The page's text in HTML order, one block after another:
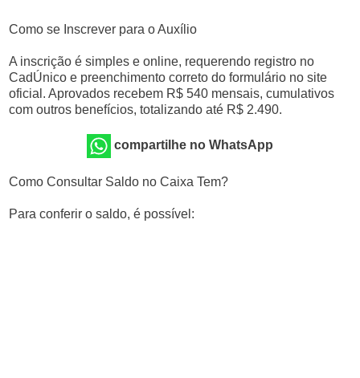
Como se Inscrever para o Auxílio
A inscrição é simples e online, requerendo registro no
CadÚnico e preenchimento correto do formulário no site
oficial. Aprovados recebem R$ 540 mensais, cumulativos
com outros benefícios, totalizando até R$ 2.490.
compartilhe no WhatsApp
Como Consultar Saldo no Caixa Tem?
Para conferir o saldo, é possível: